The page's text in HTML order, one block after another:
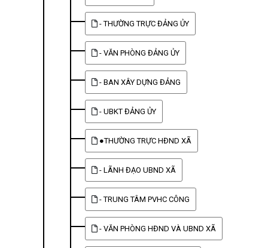
- THƯỜNG TRỰC ĐẢNG ỦY
- VĂN PHÒNG ĐẢNG ỦY
- BAN XÂY DỰNG ĐẢNG
- UBKT ĐẢNG ỦY
●THƯỜNG TRỰC HĐND XÃ
- LÃNH ĐẠO UBND XÃ
- TRUNG TÂM PVHC CÔNG
- VĂN PHÒNG HĐND VÀ UBND XÃ